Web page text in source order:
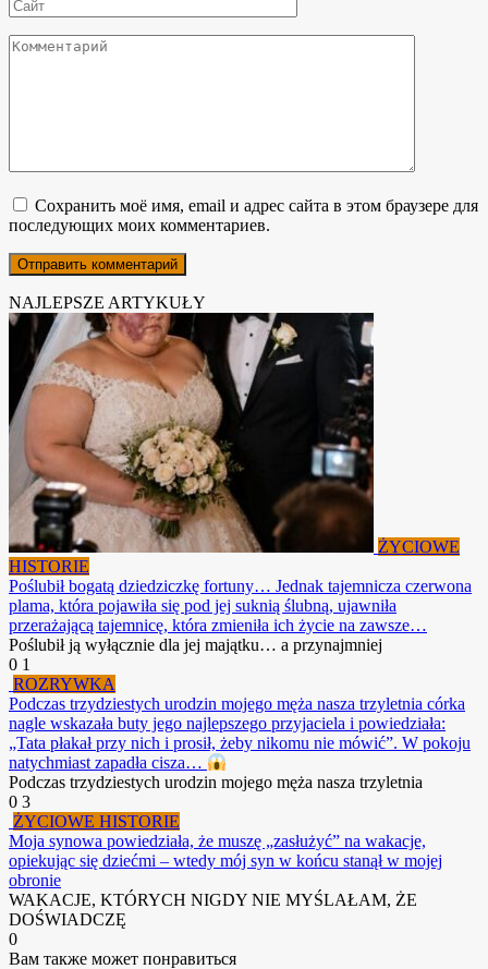
Комментарий
Сохранить моё имя, email и адрес сайта в этом браузере для
последующих моих комментариев.
NAJLEPSZE ARTYKUŁY
ŻYCIOWE
HISTORIE
Poślubił bogatą dziedziczkę fortuny… Jednak tajemnicza czerwona
plama, która pojawiła się pod jej suknią ślubną, ujawniła
przerażającą tajemnicę, która zmieniła ich życie na zawsze…
Poślubił ją wyłącznie dla jej majątku… a przynajmniej
0 1
ROZRYWKA
Podczas trzydziestych urodzin mojego męża nasza trzyletnia córka
nagle wskazała buty jego najlepszego przyjaciela i powiedziała:
„Tata płakał przy nich i prosił, żeby nikomu nie mówić”. W pokoju
natychmiast zapadła cisza…
Podczas trzydziestych urodzin mojego męża nasza trzyletnia
0 3
ŻYCIOWE HISTORIE
Moja synowa powiedziała, że ​​muszę „zasłużyć” na wakacje,
opiekując się dziećmi – wtedy mój syn w końcu stanął w mojej
obronie
WAKACJE, KTÓRYCH NIGDY NIE MYŚLAŁAM, ŻE
DOŚWIADCZĘ
0
Вам также может понравиться